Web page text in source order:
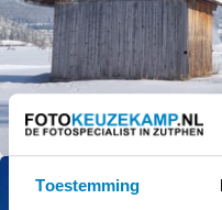
Toestemming